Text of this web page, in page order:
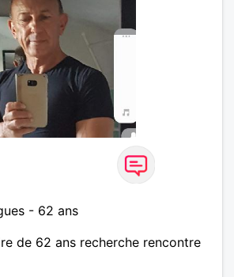
- 62 ans
de 62 ans recherche rencontre